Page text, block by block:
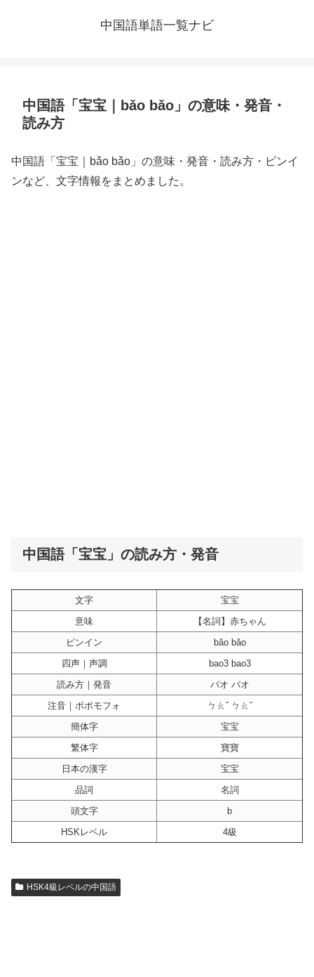
中国語単語一覧ナビ
中国語「宝宝｜bǎo bǎo」の意味・発音・
読み方
中国語「宝宝｜bǎo bǎo」の意味・発音・読み方・ピンイ
ンなど、文字情報をまとめました。
中国語「宝宝」の読み方・発音
文字
宝宝
意味
【名詞】赤ちゃん
ピンイン
bǎo bǎo
四声｜声調
bao3 bao3
読み方｜発音
バオ バオ
注音｜ボポモフォ
ㄅㄠˇ ㄅㄠˇ
簡体字
宝宝
繁体字
寶寶
日本の漢字
宝宝
品詞
名詞
頭文字
b
HSKレベル
4級
HSK4級レベルの中国語